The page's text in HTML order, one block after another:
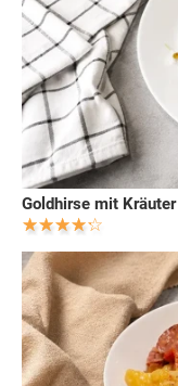
Goldhirse mit Kräuter